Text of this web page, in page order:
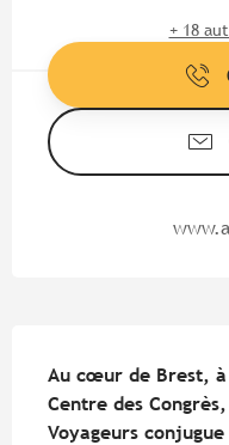
+ 18
Au cœur de Brest,
Centre des
Voyageurs